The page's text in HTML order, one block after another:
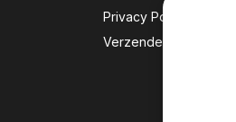
Privacy Policy
Verzenden &